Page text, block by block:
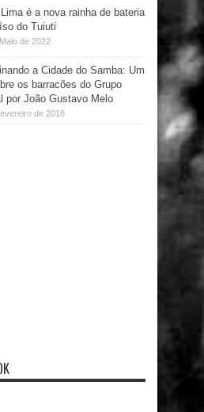
é a nova rainha de bateria
do Tuiuti
de 2022
a Cidade do Samba: Um
os barracões do Grupo
por João Gustavo Melo
de 2018